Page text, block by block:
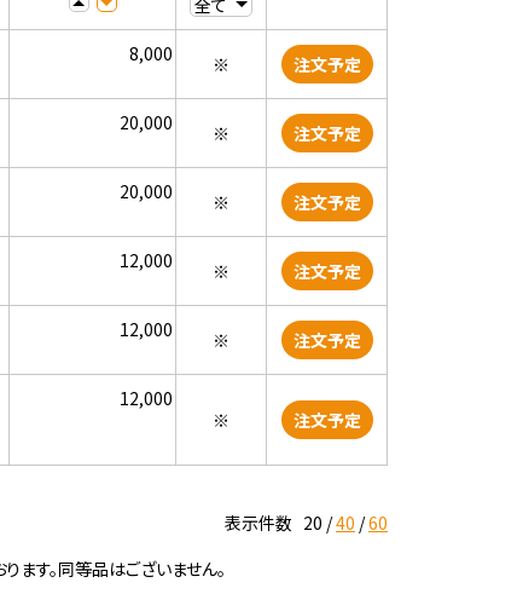
8,000 ※ 注文予定
20,000 ※ 注文予定
20,000 ※ 注文予定
12,000 ※ 注文予定
12,000 ※ 注文予定
12,000
※
注文予定
表示件数 20 40 60
す。同等品はございません。